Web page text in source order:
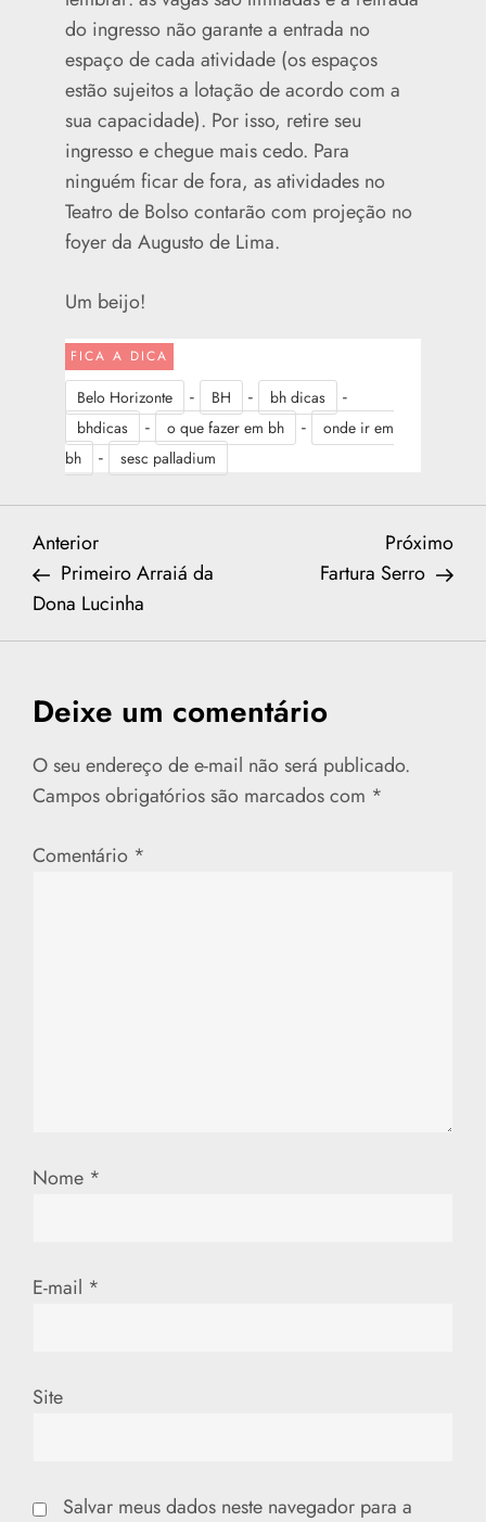
do ingresso não garante a entrada no
espaço de cada atividade (os espaços
estão sujeitos a lotação de acordo com a
sua capacidade). Por isso, retire seu
ingresso e chegue mais cedo. Para
ninguém ficar de fora, as atividades no
Teatro de Bolso contarão com projeção no
foyer da Augusto de Lima.
Um beijo!
FICA A DICA
Belo Horizonte - BH - bh dicas -
bhdicas - o que fazer em bh -
onde ir em
bh
- sesc palladium
N
a
v
e
g
a
ç
o
t
Previous
Post
Anterior
Primeiro Arraiá da
Dona Lucinha
Post
Próximo
Fartura Serro
Deixe um comentário
O seu endereço de e-mail não será publicado.
Campos obrigatórios são marcados com *
Comentário *
Nome *
E-mail *
Site
Salvar meus dados neste navegador para a